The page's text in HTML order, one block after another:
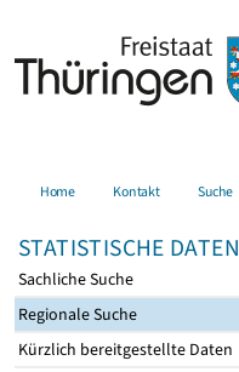
Home Kontakt Suche
STATISTISCHE DATEN
Sachliche Suche
Regionale Suche
Kürzlich bereitgestellte Daten